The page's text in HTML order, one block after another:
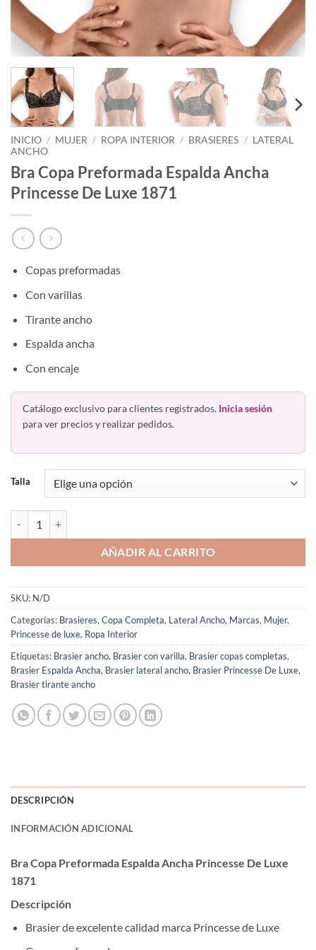
INICIO / MUJER / ROPA INTERIOR / BRASIERES / LATERAL
ANCHO
Bra Copa Preformada Espalda Ancha
Princesse De Luxe 1871
Copas preformadas
Con varillas
Tirante ancho
Espalda ancha
Con encaje
Catálogo exclusivo para clientes registrados. Inicia sesión
para ver precios y realizar pedidos.
Talla
AÑADIR AL CARRITO
SKU: N/D
Categorías: Brasieres, Copa Completa, Lateral Ancho, Marcas, Mujer,
Princesse de luxe, Ropa Interior
Etiquetas: Brasier ancho, Brasier con varilla, Brasier copas completas,
Brasier Espalda Ancha, Brasier lateral ancho, Brasier Princesse De Luxe,
Brasier tirante ancho
DESCRIPCIÓN
INFORMACIÓN ADICIONAL
Bra Copa Preformada Espalda Ancha Princesse De Luxe
1871
Descripción
Brasier de excelente calidad marca Princesse de Luxe